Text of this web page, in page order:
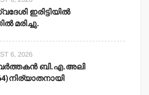
ഇരിട്ടിയില്‍
മരിച്ചു.
6, 2026
ബി.എ.അലി